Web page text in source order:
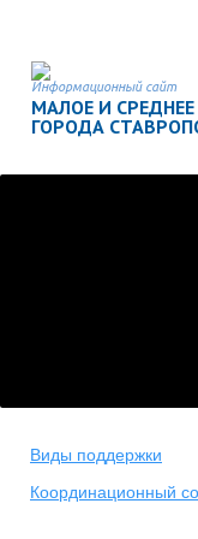
Информационный сайт
МАЛОЕ И
ГОРОДА
Виды поддержки
Координационный